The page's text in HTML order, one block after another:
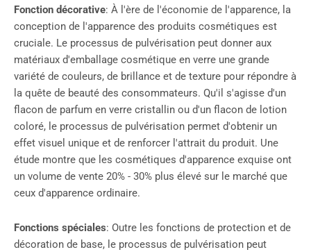
Fonction décorative: À l'ère de l'économie de l'apparence, la
conception de l'apparence des produits cosmétiques est
cruciale. Le processus de pulvérisation peut donner aux
matériaux d'emballage cosmétique en verre une grande
variété de couleurs, de brillance et de texture pour répondre à
la quête de beauté des consommateurs. Qu'il s'agisse d'un
flacon de parfum en verre cristallin ou d'un flacon de lotion
coloré, le processus de pulvérisation permet d'obtenir un
effet visuel unique et de renforcer l'attrait du produit. Une
étude montre que les cosmétiques d'apparence exquise ont
un volume de vente 20% - 30% plus élevé sur le marché que
ceux d'apparence ordinaire.
Fonctions spéciales: Outre les fonctions de protection et de
décoration de base, le processus de pulvérisation peut